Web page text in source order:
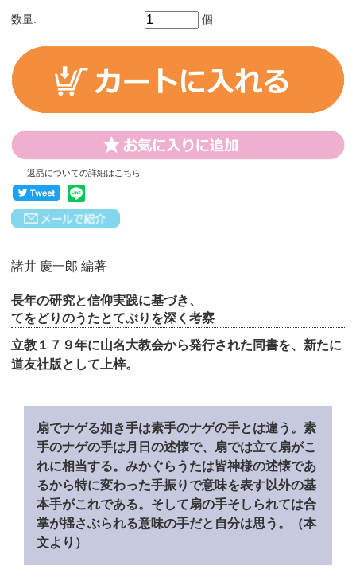
数量: 個
返品についての詳細はこちら
諸井 慶一郎 編著
長年の研究と信仰実践に基づき、
てをどりのうたとてぶりを深く考察
立教１７９年に山名大教会から発行された同書を、新たに
道友社版として上梓。
扇でナゲる如き手は素手のナゲの手とは違う。素
手のナゲの手は月日の述懐で、扇では立て扇がこ
れに相当する。みかぐらうたは皆神様の述懐であ
るから特に変わった手振りで意味を表す以外の基
本手がこれである。そして扇の手そしられては合
掌が揺さぶられる意味の手だと自分は思う。（本
文より）